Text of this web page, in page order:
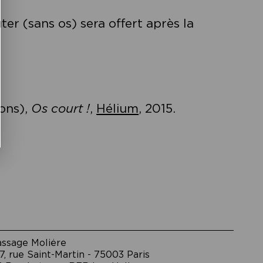
(sans os) sera offert après la
Os court !, Hélium, 2015.
Moliėre
rue Saint-Martin - 75003 Paris